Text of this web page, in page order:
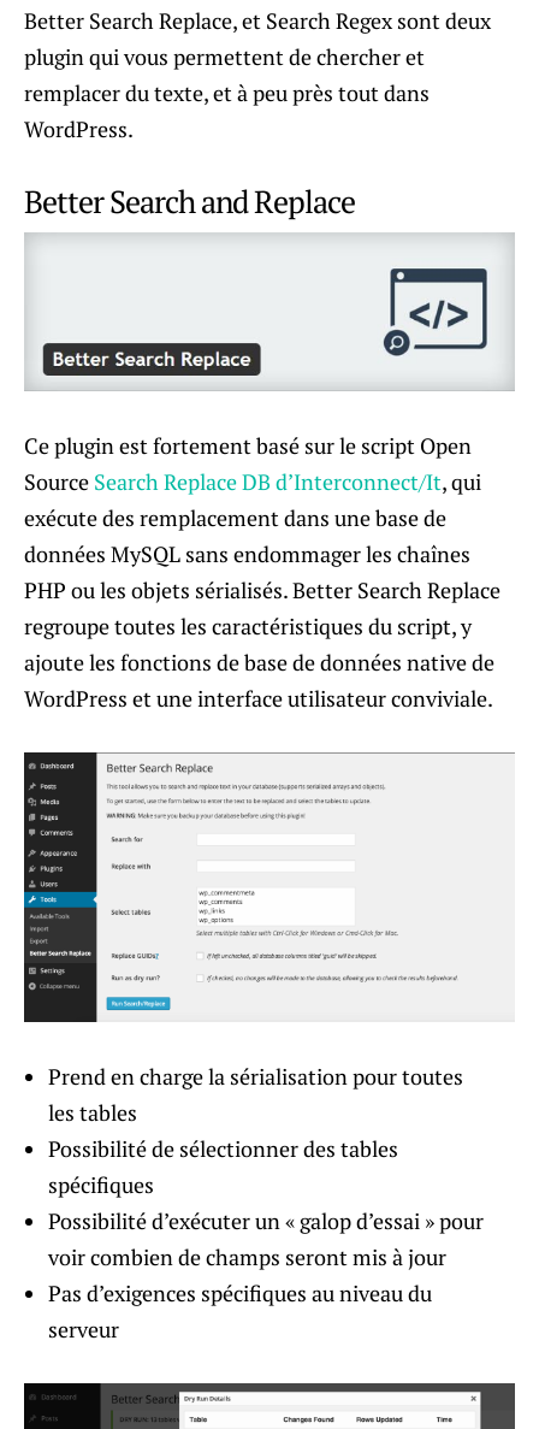
Better Search Replace, et Search Regex sont deux
plugin qui vous permettent de chercher et
remplacer du texte, et à peu près tout dans
WordPress.
Better Search and Replace
Ce plugin est fortement basé sur le script Open
Source Search Replace DB d’Interconnect/It, qui
exécute des remplacement dans une base de
données MySQL sans endommager les chaînes
PHP ou les objets sérialisés. Better Search Replace
regroupe toutes les caractéristiques du script, y
ajoute les fonctions de base de données native de
WordPress et une interface utilisateur conviviale.
Prend en charge la sérialisation pour toutes
les tables
Possibilité de sélectionner des tables
spécifiques
Possibilité d’exécuter un « galop d’essai » pour
voir combien de champs seront mis à jour
Pas d’exigences spécifiques au niveau du
serveur